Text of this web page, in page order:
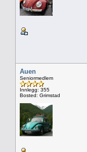
Auen
Seniormedlem
Innlegg: 355
Bosted: Grimstad